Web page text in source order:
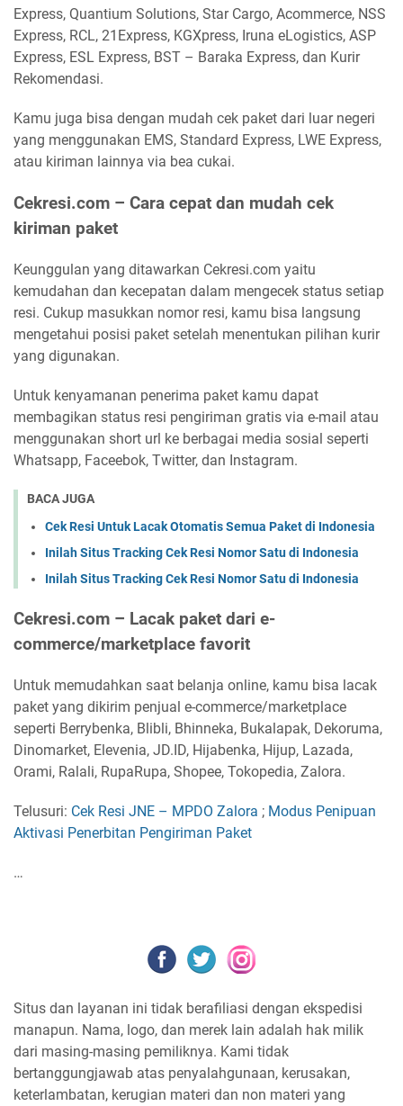
Express, Quantium Solutions, Star Cargo, Acommerce, NSS
Express, RCL, 21Express, KGXpress, Iruna eLogistics, ASP
Express, ESL Express, BST – Baraka Express, dan Kurir
Rekomendasi.
Kamu juga bisa dengan mudah cek paket dari luar negeri
yang menggunakan EMS, Standard Express, LWE Express,
atau kiriman lainnya via bea cukai.
Cekresi.com – Cara cepat dan mudah cek
kiriman paket
Keunggulan yang ditawarkan Cekresi.com yaitu
kemudahan dan kecepatan dalam mengecek status setiap
resi. Cukup masukkan nomor resi, kamu bisa langsung
mengetahui posisi paket setelah menentukan pilihan kurir
yang digunakan.
Untuk kenyamanan penerima paket kamu dapat
membagikan status resi pengiriman gratis via e-mail atau
menggunakan short url ke berbagai media sosial seperti
Whatsapp, Faceebok, Twitter, dan Instagram.
BACA JUGA
Cek Resi Untuk Lacak Otomatis Semua Paket di Indonesia
Inilah Situs Tracking Cek Resi Nomor Satu di Indonesia
Inilah Situs Tracking Cek Resi Nomor Satu di Indonesia
Cekresi.com – Lacak paket dari e-
commerce/marketplace favorit
Untuk memudahkan saat belanja online, kamu bisa lacak
paket yang dikirim penjual e-commerce/marketplace
seperti Berrybenka, Blibli, Bhinneka, Bukalapak, Dekoruma,
Dinomarket, Elevenia, JD.ID, Hijabenka, Hijup, Lazada,
Orami, Ralali, RupaRupa, Shopee, Tokopedia, Zalora.
Telusuri: Cek Resi JNE – MPDO Zalora ; Modus Penipuan
Aktivasi Penerbitan Pengiriman Paket
…
Situs dan layanan ini tidak berafiliasi dengan ekspedisi
manapun. Nama, logo, dan merek lain adalah hak milik
dari masing-masing pemiliknya. Kami tidak
bertanggungjawab atas penyalahgunaan, kerusakan,
keterlambatan, kerugian materi dan non materi yang